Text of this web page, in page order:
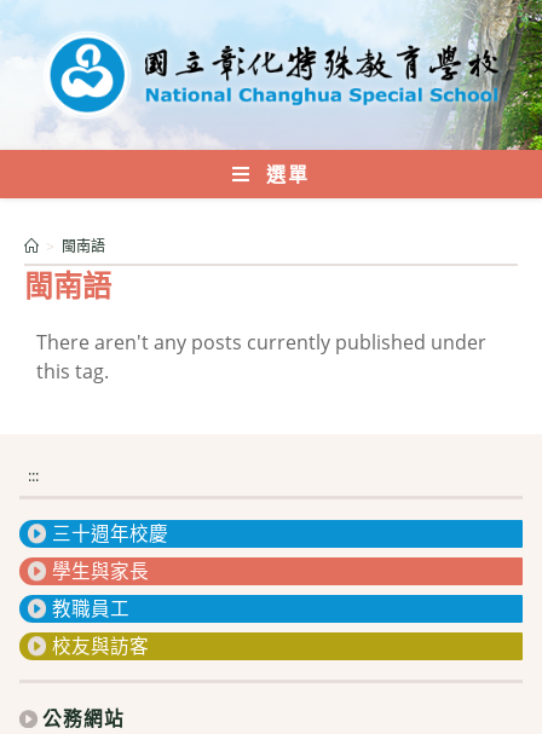
轉
內
選單
閩南語
> 閩南語
There aren't any posts currently published under
this tag.
:::
三十週年校慶
學生與家長
教職員工
校友與訪客
公務網站